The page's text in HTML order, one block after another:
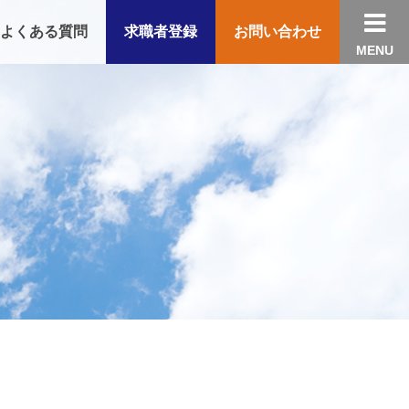
よくある質問 求職者登録 お問い合わせ 
MENU